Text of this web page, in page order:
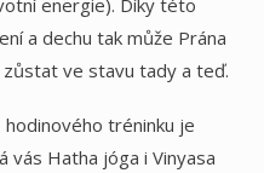
energie). Díky této
a dechu tak může Prána
ve stavu tady a teď.
tréninku je
Hatha jóga i Vinyasa